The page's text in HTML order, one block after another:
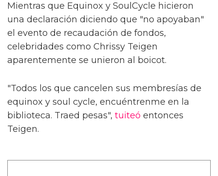
Mientras que Equinox y SoulCycle hicieron
una declaración diciendo que "no apoyaban"
el evento de recaudación de fondos,
celebridades como Chrissy Teigen
aparentemente se unieron al boicot.
"Todos los que cancelen sus membresías de
equinox y soul cycle, encuéntrenme en la
biblioteca. Traed pesas", tuiteó entonces
Teigen.